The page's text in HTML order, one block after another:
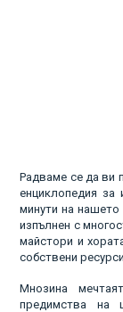
Радваме се да ви
енциклопедия за
минути на нашето
изпълнен с
майстори и
собствени
Мнозина
предимства на